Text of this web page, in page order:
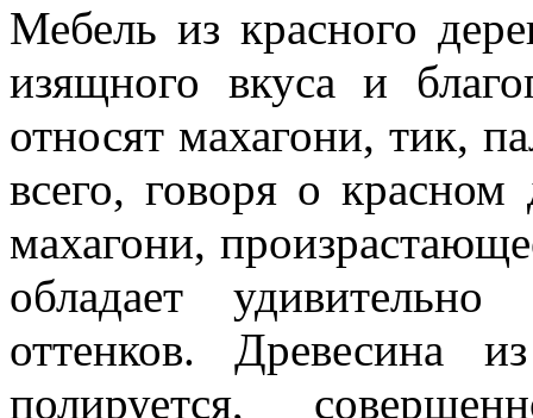
Мебель из красного
изящного вкуса и
относят махагони, тик,
всего, говоря о красном
махагони,
обладает
оттенков. Древесина
полируется,